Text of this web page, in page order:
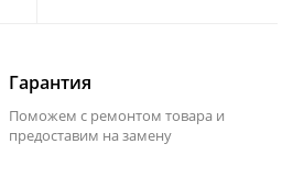
Гарантия
Поможем с ремонтом товара и
предоставим на замену